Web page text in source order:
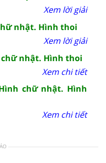
Xem lời giải
nhật. Hình thoi
Xem lời giải
chữ nhật. Hình thoi
Xem chi tiết
chữ nhật. Hình
Xem chi tiết